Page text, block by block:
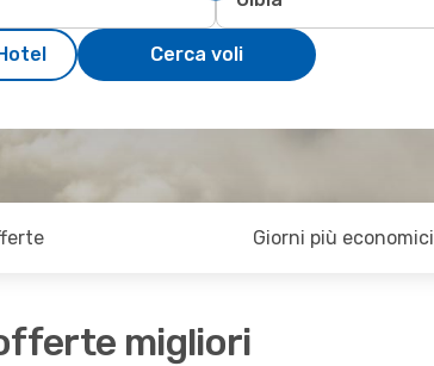
Cerca voli
Giorni più economici
migliori